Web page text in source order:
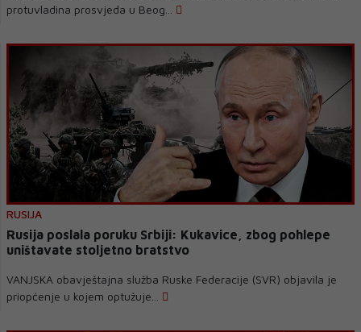
protuvladina prosvjeda u Beog...
RUSIJA
Rusija poslala poruku Srbiji: Kukavice, zbog pohlepe
uništavate stoljetno bratstvo
VANJSKA obavještajna služba Ruske Federacije (SVR) objavila je
priopćenje u kojem optužuje...